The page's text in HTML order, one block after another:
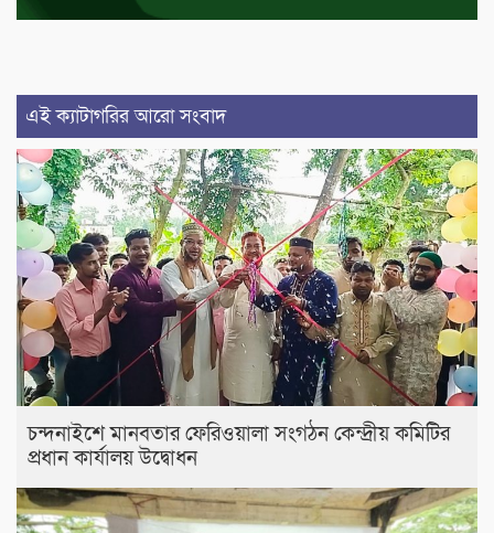
এই ক্যাটাগরির আরো সংবাদ
চন্দনাইশে মানবতার ফেরিওয়ালা সংগঠন কেন্দ্রীয় কমিটির
প্রধান কার্যালয় উদ্বোধন